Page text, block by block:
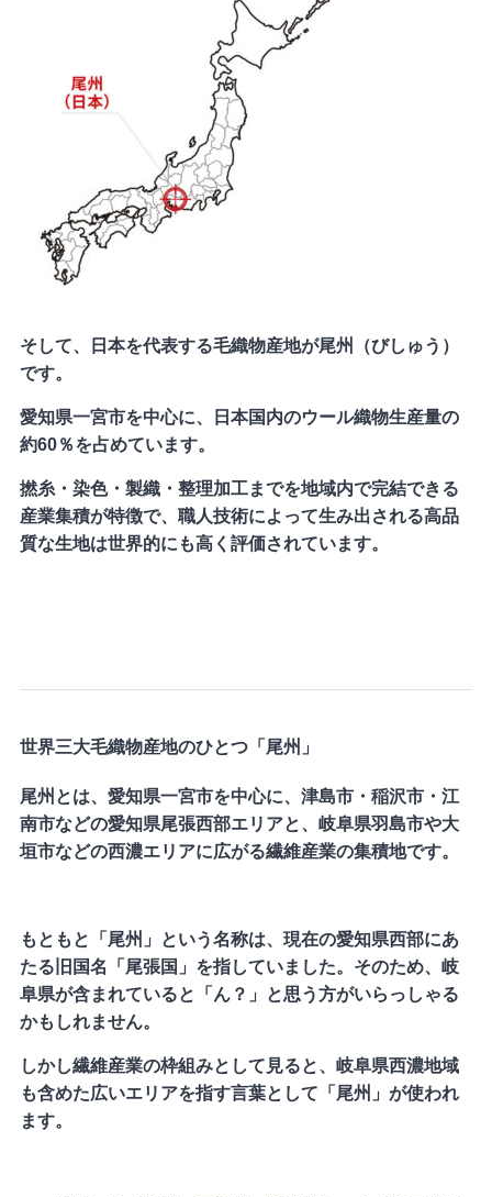
そして、日本を代表する毛織物産地が尾州（びしゅう）
です。
愛知県一宮市を中心に、日本国内のウール織物生産量の
約60％を占めています。
撚糸・染色・製織・整理加工までを地域内で完結できる
産業集積が特徴で、職人技術によって生み出される高品
質な生地は世界的にも高く評価されています。
世界三大毛織物産地のひとつ「尾州」
尾州とは、愛知県一宮市を中心に、津島市・稲沢市・江
南市などの愛知県尾張西部エリアと、岐阜県羽島市や大
垣市などの西濃エリアに広がる繊維産業の集積地です。
もともと「尾州」という名称は、現在の愛知県西部にあ
たる旧国名「尾張国」を指していました。そのため、岐
阜県が含まれていると「ん？」と思う方がいらっしゃる
かもしれません。
しかし繊維産業の枠組みとして見ると、岐阜県西濃地域
も含めた広いエリアを指す言葉として「尾州」が使われ
ます。